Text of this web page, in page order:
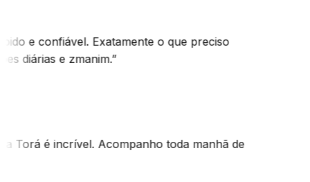
e confiável. Exatamente o que preciso
diárias e zmanim.”
Torá é incrível. Acompanho toda manhã de